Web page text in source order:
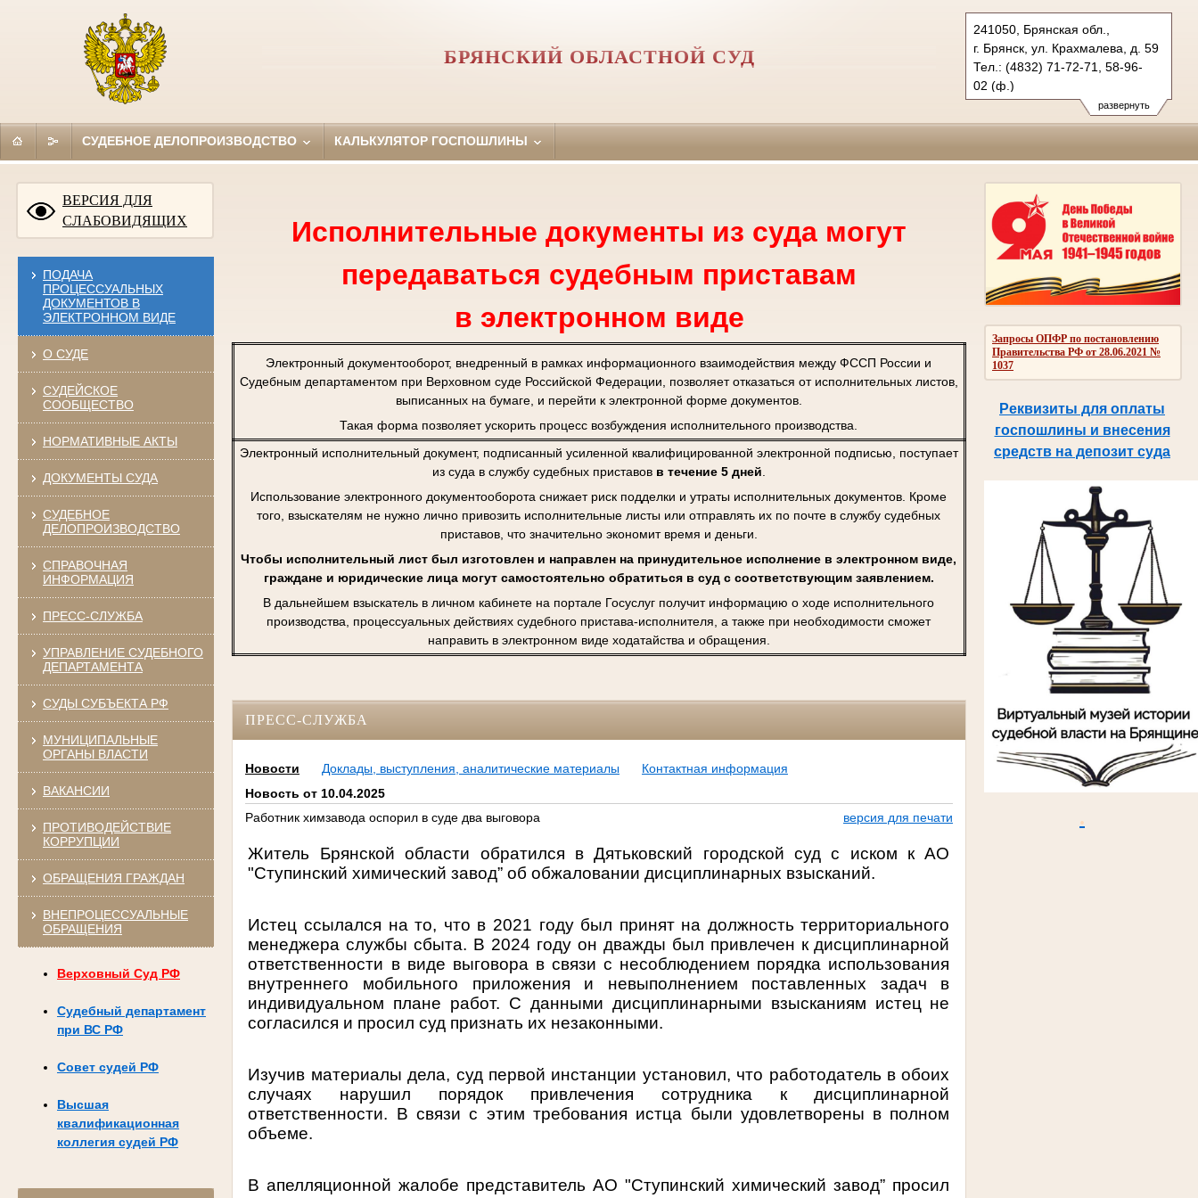
развернуть
241050, Брянская обл.,
г. Брянск, ул. Крахмалева, д. 59
Тел.: (4832) 71-72-71, 58-96-
02 (ф.)
oblsud.brj@sudrf.ru
БРЯНСКИЙ ОБЛАСТНОЙ СУД
СУДЕБНОЕ ДЕЛОПРОИЗВОДСТВО КАЛЬКУЛЯТОР ГОСПОШЛИНЫ
ВЕРСИЯ ДЛЯ
СЛАБОВИДЯЩИХ
ПОДАЧА
ПРОЦЕССУАЛЬНЫХ
ДОКУМЕНТОВ В
ЭЛЕКТРОННОМ ВИДЕ
О СУДЕ
СУДЕЙСКОЕ
СООБЩЕСТВО
НОРМАТИВНЫЕ АКТЫ
ДОКУМЕНТЫ СУДА
СУДЕБНОЕ
ДЕЛОПРОИЗВОДСТВО
СПРАВОЧНАЯ
ИНФОРМАЦИЯ
ПРЕСС-СЛУЖБА
УПРАВЛЕНИЕ СУДЕБНОГО
ДЕПАРТАМЕНТА
СУДЫ СУБЪЕКТА РФ
МУНИЦИПАЛЬНЫЕ
ОРГАНЫ ВЛАСТИ
ВАКАНСИИ
ПРОТИВОДЕЙСТВИЕ
КОРРУПЦИИ
ОБРАЩЕНИЯ ГРАЖДАН
ВНЕПРОЦЕССУАЛЬНЫЕ
ОБРАЩЕНИЯ
Верховный Суд РФ
Судебный департамент
при ВС РФ
Совет судей РФ
Высшая
квалификационная
коллегия судей РФ
Запросы ОПФР по постановлению
Правительства РФ от 28.06.2021 №
1037
Реквизиты для оплаты
госпошлины и внесения
средств на депозит суда
.
Исполнительные документы из суда могут
передаваться судебным приставам
в электронном виде
Электронный документооборот, внедренный в рамках информационного взаимодействия между ФССП России и
Судебным департаментом при Верховном суде Российской Федерации, позволяет отказаться от исполнительных листов,
выписанных на бумаге, и перейти к электронной форме документов.
Такая форма позволяет ускорить процесс возбуждения исполнительного производства.
Электронный исполнительный документ, подписанный усиленной квалифицированной электронной подписью, поступает
из суда в службу судебных приставов в течение 5 дней.
Использование электронного документооборота снижает риск подделки и утраты исполнительных документов. Кроме
того, взыскателям не нужно лично привозить исполнительные листы или отправлять их по почте в службу судебных
приставов, что значительно экономит время и деньги.
Чтобы исполнительный лист был изготовлен и направлен на принудительное исполнение в электронном виде,
граждане и юридические лица могут самостоятельно обратиться в суд с соответствующим заявлением.
В дальнейшем взыскатель в личном кабинете на портале Госуслуг получит информацию о ходе исполнительного
производства, процессуальных действиях судебного пристава-исполнителя, а также при необходимости сможет
направить в электронном виде ходатайства и обращения.
ПРЕСС-СЛУЖБА
Новости Доклады, выступления, аналитические материалы
Контактная информация
Новость от 10.04.2025
Работник химзавода оспорил в суде два выговора
версия для печати
Житель Брянской области обратился в Дятьковский городской суд с иском к АО
"Ступинский химический завод” об обжаловании дисциплинарных взысканий.
Истец ссылался на то, что в 2021 году был принят на должность территориального
менеджера службы сбыта. В 2024 году он дважды был привлечен к дисциплинарной
ответственности в виде выговора в связи с несоблюдением порядка использования
внутреннего мобильного приложения и невыполнением поставленных задач в
индивидуальном плане работ. С данными дисциплинарными взысканиям истец не
согласился и просил суд признать их незаконными.
Изучив материалы дела, суд первой инстанции установил, что работодатель в обоих
случаях нарушил порядок привлечения сотрудника к дисциплинарной
ответственности. В связи с этим требования истца были удовлетворены в полном
объеме.
В апелляционной жалобе представитель АО "Ступинский химический завод” просил